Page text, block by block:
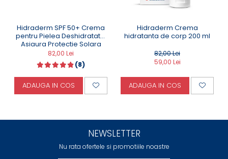
Regenereaza pielea si o hraneste intens.
Hidraderm SPF 50+ Crema
pentru Pielea Deshidratata.
Asigura Protectie Solara
Ridicata - 50 ML
82,00 Lei
(8)
ADAUGA IN COS
Hidraderm Crema
hidratanta de corp 200 ml
82,00 Lei
59,00 Lei
ADAUGA IN COS
NEWSLETTER
Nu rata ofertele si promotiile noastre